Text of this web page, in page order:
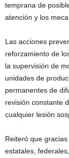
temprana de
atención y los
Las acciones
reforzamiento de
la supervisión de
unidades de
permanentes de
revisión constante
cualquier lesión
Reiteró que
estatales,